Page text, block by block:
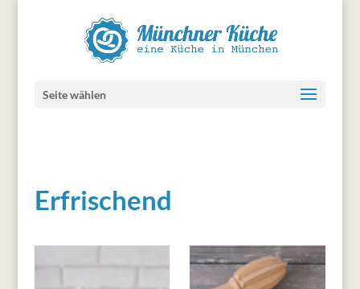
Seite wählen
Erfrischend